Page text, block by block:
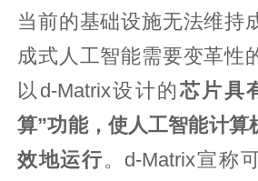
当前的基础设施无法维持
成式人工智能需要变革性
以d-Matrix设计的 芯片具
算”功能，使人工智能计算
效地运行。d-Matrix宣称